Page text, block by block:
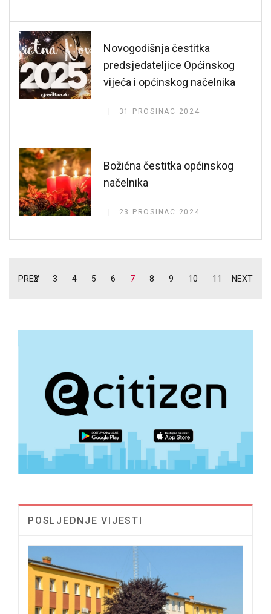
Novogodišnja čestitka
predsjedateljice Općinskog
vijeća i općinskog načelnika
31 PROSINAC 2024
Božićna čestitka općinskog
načelnika
23 PROSINAC 2024
PREV
2 3 4 5 6 7 8 9 10 11 NEXT
POSLJEDNJE VIJESTI